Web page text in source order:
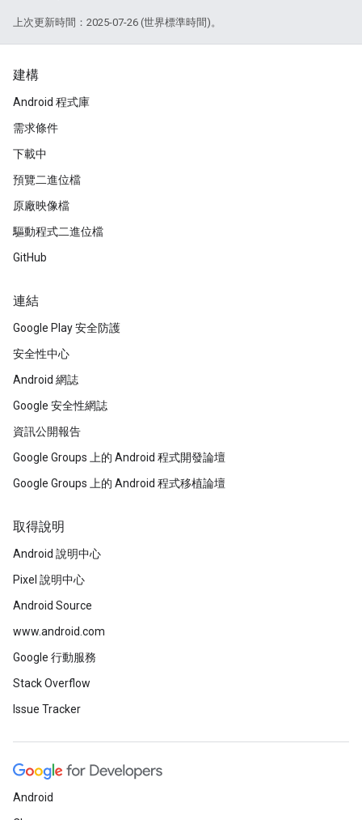
上次更新時間：2025-07-26 (世界標準時間)。
建構
Android 程式庫
需求條件
下載中
預覽二進位檔
原廠映像檔
驅動程式二進位檔
GitHub
連結
Google Play 安全防護
安全性中心
Android 網誌
Google 安全性網誌
資訊公開報告
Google Groups 上的 Android 程式開發論壇
Google Groups 上的 Android 程式移植論壇
取得說明
Android 說明中心
Pixel 說明中心
Android Source
www.android.com
Google 行動服務
Stack Overflow
Issue Tracker
Android